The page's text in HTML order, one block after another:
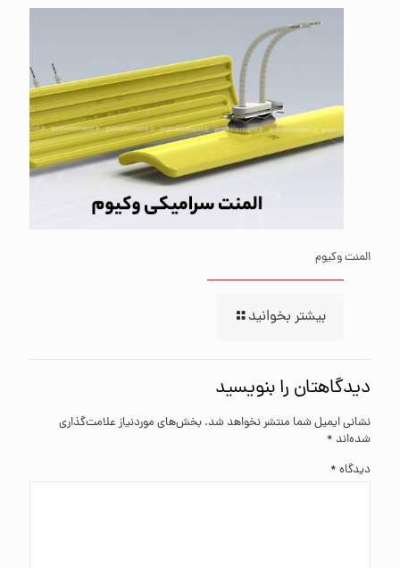
المنت وکیوم
بیشتر بخوانید
دیدگاهتان را بنویسید
نشانی ایمیل شما منتشر نخواهد شد. بخش‌های موردنیاز علامت‌گذاری
شده‌اند *
دیدگاه *